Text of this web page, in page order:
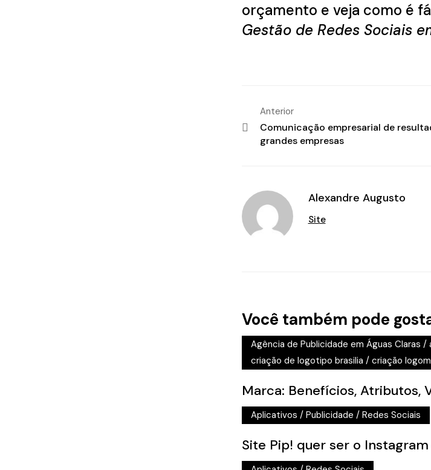
orçamento e veja como é
Gestão de Redes Sociais
Anterior
Comunicação empresarial de
grandes empresas
Alexandre Augusto
Site
Você também pode
Agência de Publicidade em Águas Claras /
criação de logotipo brasilia / criação
Marca: Benefícios, Atributos,
Aplicativos / Publicidade / Redes Sociais
Site Pip! quer ser o